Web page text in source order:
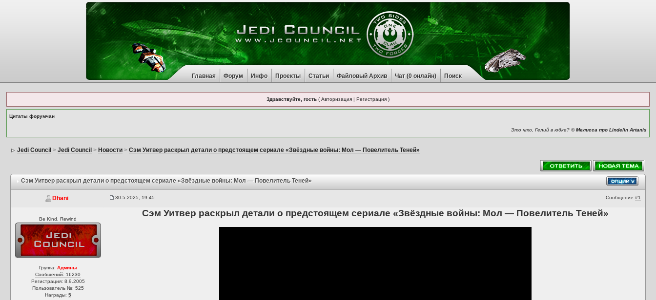
Главная Форум Инфо Проекты Статьи Файловый Архив Чат (0онлайн) Поиск
Здравствуйте, гость( Авторизация| Регистрация)
Цитаты форумчан
Это что, Гелий в юбке? ©Мелисса про Lindelin Artanis
Jedi Council > Jedi Council > Новости> Сэм Уитвер раскрыл детали о предстоящем сериале «Звёздные войны: Мол — Повелитель Теней»
Сэм Уитвер раскрыл детали о предстоящем сериале «Звёздные войны: Мол — Повелитель Теней»
Dhani 30.5.2025, 19:45 Сообщение #1
Be Kind, Rewind
Группа: Админы
Сообщений: 16230
Регистрация: 8.9.2005
Пользователь №: 525
Награды: 5
Сэм Уитвер раскрыл детали о предстоящем сериале «Звёздные войны: Мол — Повелитель Теней»